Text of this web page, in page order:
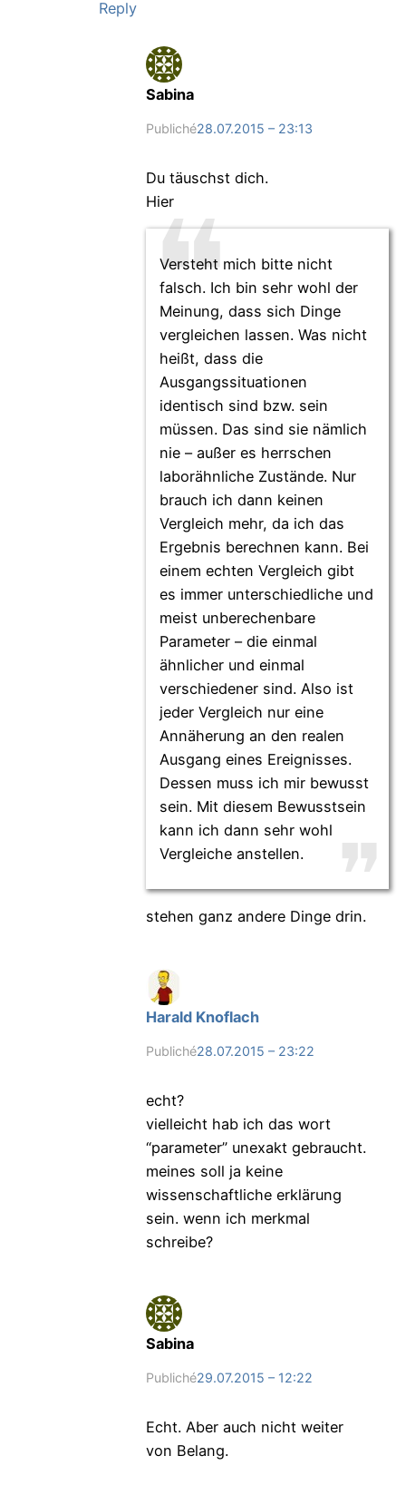
Reply
Sabina
Publiché28.07.2015 – 23:13
Du täuschst dich.
Hier
Versteht mich bitte nicht
falsch. Ich bin sehr wohl der
Meinung, dass sich Dinge
vergleichen lassen. Was nicht
heißt, dass die
Ausgangssituationen
identisch sind bzw. sein
müssen. Das sind sie nämlich
nie – außer es herrschen
laborähnliche Zustände. Nur
brauch ich dann keinen
Vergleich mehr, da ich das
Ergebnis berechnen kann. Bei
einem echten Vergleich gibt
es immer unterschiedliche und
meist unberechenbare
Parameter – die einmal
ähnlicher und einmal
verschiedener sind. Also ist
jeder Vergleich nur eine
Annäherung an den realen
Ausgang eines Ereignisses.
Dessen muss ich mir bewusst
sein. Mit diesem Bewusstsein
kann ich dann sehr wohl
Vergleiche anstellen.
stehen ganz andere Dinge drin.
Harald Knoflach
Publiché28.07.2015 – 23:22
echt?
vielleicht hab ich das wort
“parameter” unexakt gebraucht.
meines soll ja keine
wissenschaftliche erklärung
sein. wenn ich merkmal
schreibe?
Sabina
Publiché29.07.2015 – 12:22
Echt. Aber auch nicht weiter
von Belang.